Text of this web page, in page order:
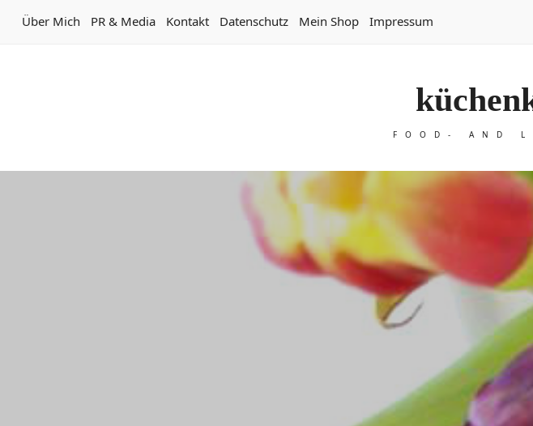
Über Mich PR & Media Kontakt Datenschutz Mein Shop Impressum
FOOD- AND